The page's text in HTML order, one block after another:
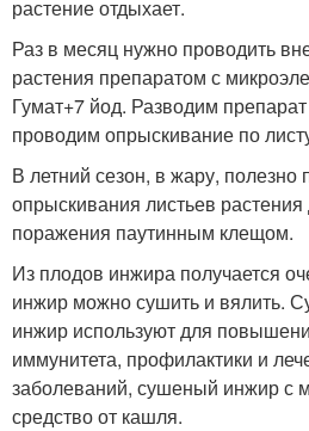
растение отдыхает.
Раз в месяц нужно проводить
растения препаратом с
Гумат+7 йод. Разводим
проводим опрыскивание по
В летний сезон, в жару, полезно
опрыскивания листьев
поражения паутинным клещом.
Из плодов инжира получается
инжир можно сушить и вялить.
инжир используют для
иммунитета, профилактики и
заболеваний, сушеный инжир с
средство от кашля.